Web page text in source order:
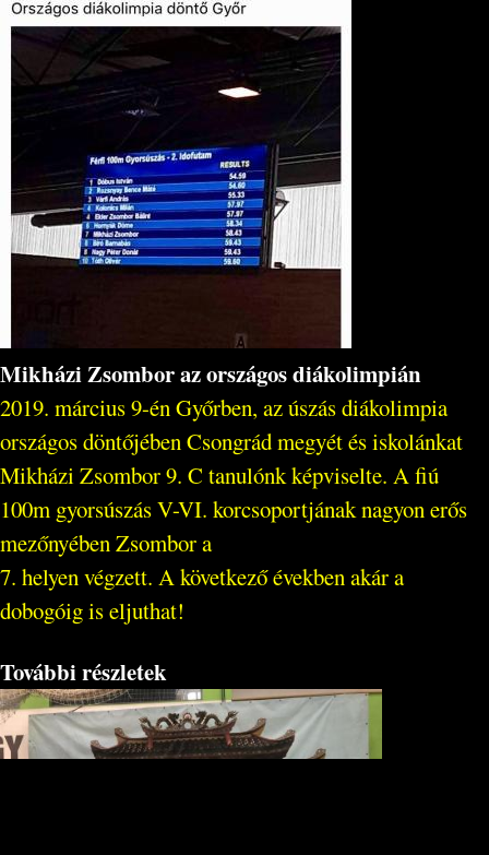
Mikházi Zsombor az országos diákolimpián
2019. március 9-én Győrben, az úszás diákolimpia
országos döntőjében Csongrád megyét és iskolánkat
Mikházi Zsombor 9. C tanulónk képviselte. A fiú
100m gyorsúszás V-VI. korcsoportjának nagyon erős
mezőnyében Zsombor a
7. helyen végzett. A következő években akár a
dobogóig is eljuthat!
További részletek